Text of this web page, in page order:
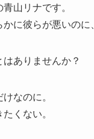
山リナです。
に彼らが悪いのに
ありませんか？
なのに。
くない。